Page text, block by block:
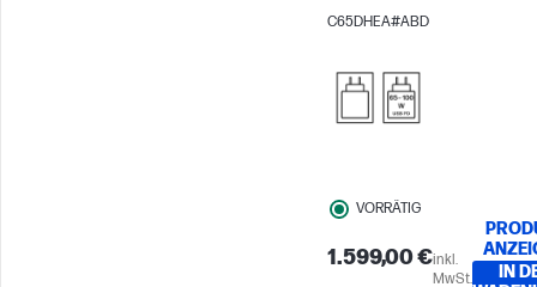
Reaktionszeit
C65DHEA#ABD
VORRÄTIG
1.599,00 €inkl.
MwSt.
IN